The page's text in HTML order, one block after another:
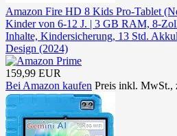
Amazon Fire HD 8 Kids Pro-Tablet
Kinder von 6-12 J. | 3 GB RAM, 8-
Inhalte, Kindersicherung, 13 Std.
Design (2024)
159,99 EUR
Bei Amazon kaufen Preis inkl. MwSt.,